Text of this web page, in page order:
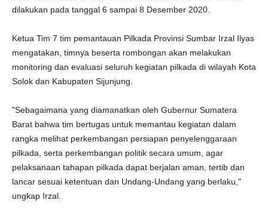
dilakukan pada tanggal 6 sampai 8 Desember 2020.
Ketua Tim 7 tim pemantauan Pilkada Provinsi Sumbar Irzal Ilyas
mengatakan, timnya beserta rombongan akan melakukan
monitoring dan evaluasi seluruh kegiatan pilkada di wilayah Kota
Solok dan Kabupaten Sijunjung.
"Sebagaimana yang diamanatkan oleh Gubernur Sumatera
Barat bahwa tim bertugas untuk memantau kegiatan dalam
rangka melihat perkembangan persiapan penyelenggaraan
pilkada, serta perkembangan politik secara umum, agar
pelaksanaan tahapan pilkada dapat berjalan aman, tertib dan
lancar sesuai ketentuan dan Undang-Undang yang berlaku,"
ungkap Irzal.